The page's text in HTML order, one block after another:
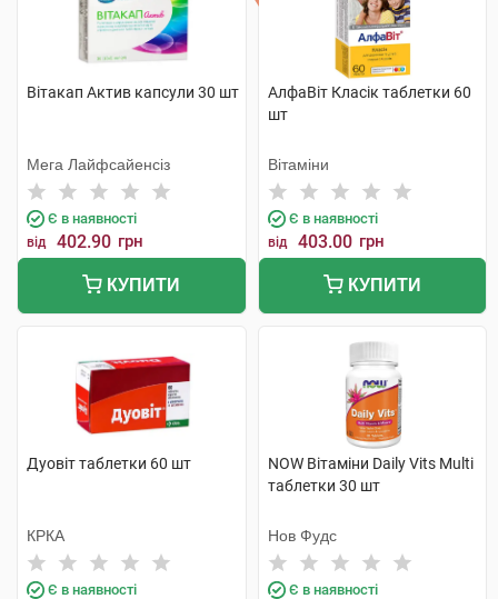
Вітакап Актив капсули 30 шт
Мега Лайфсайенсіз
Є в наявності
від 402.90 грн
КУПИТИ
АлфаВіт Класік таблетки 60
шт
Вітаміни
Є в наявності
від 403.00 грн
КУПИТИ
Дуовіт таблетки 60 шт
КРКА
Є в наявності
NOW Вітаміни Daily Vits Multi
таблетки 30 шт
Нов Фудс
Є в наявності